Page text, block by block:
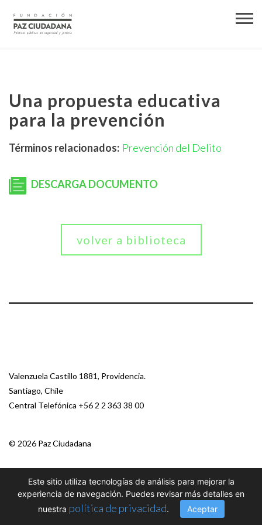
Una propuesta educativa
para la prevención
Términos relacionados: Prevención del Delito
DESCARGA DOCUMENTO
volver a biblioteca
Valenzuela Castillo 1881, Providencia.
Santiago, Chile
Central Telefónica +56 2 2 363 38 00
© 2026 Paz Ciudadana
Este sitio utiliza tecnologías de análisis para mejorar la
experiencia de navegación. Puedes revisar más detalles en
nuestra política de privacidad. Aceptar